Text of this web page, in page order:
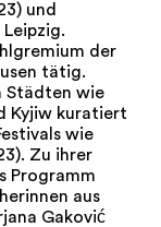
und
der
tätig.
Städten wie
Kyjiw kuratiert
wie
Zu ihrer
Programm
aus
Gaković